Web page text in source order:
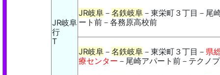
JR岐阜
行
T
JR岐阜 － 名鉄岐阜 －東栄町３丁目－尾
ート前－各務原高校前
JR岐阜 － 名鉄岐阜 －東栄町３丁目－ 県
療センター －尾崎アパート前－テクノ